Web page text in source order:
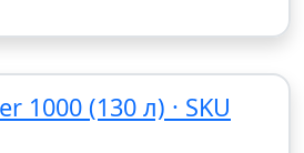
1000 (130 л) · SKU